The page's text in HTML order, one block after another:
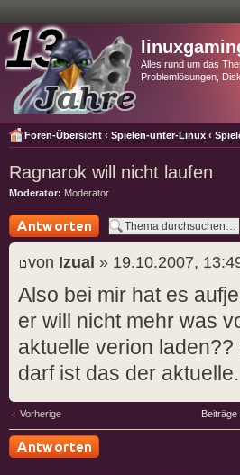
Alles rund um das
Problemlösungen,
Foren-Übersicht ‹ Spielen-unter-Linux ‹
Ragnarok will nicht laufen
Moderator: Moderator
Antwort schreiben
von Izual » 19.10.2007,
Also bei mir hat es
er will nicht mehr was
aktuelle verion
darf ist das der aktuelle.
Vorherige